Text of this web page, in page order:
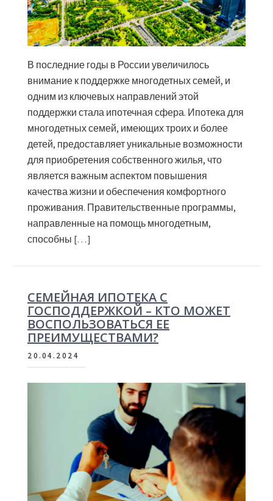
В последние годы в России увеличилось
внимание к поддержке многодетных семей, и
одним из ключевых направлений этой
поддержки стала ипотечная сфера. Ипотека для
многодетных семей, имеющих троих и более
детей, предоставляет уникальные возможности
для приобретения собственного жилья, что
является важным аспектом повышения
качества жизни и обеспечения комфортного
проживания. Правительственные программы,
направленные на помощь многодетным,
способны […]
СЕМЕЙНАЯ ИПОТЕКА С
ГОСПОДДЕРЖКОЙ – КТО МОЖЕТ
ВОСПОЛЬЗОВАТЬСЯ ЕЕ
ПРЕИМУЩЕСТВАМИ?
20.04.2024